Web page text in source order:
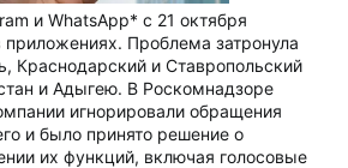
и WhatsApp* с 21 октября
Проблема затронула
Краснодарский и Ставропольский
и Адыгею. В Роскомнадзоре
игнорировали обращения
и было принято решение о
их функций, включая голосовые